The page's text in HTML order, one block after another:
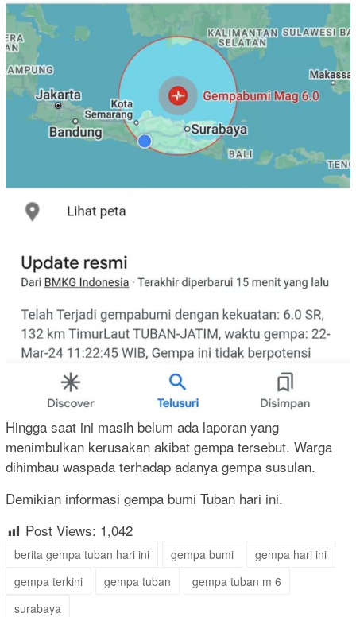
Hingga saat ini masih belum ada laporan yang
menimbulkan kerusakan akibat gempa tersebut. Warga
dihimbau waspada terhadap adanya gempa susulan.
Demikian informasi gempa bumi Tuban hari ini.
Post Views: 1,042
berita gempa tuban hari ini gempa bumi
gempa hari ini
gempa terkini
gempa tuban
gempa tuban m 6
surabaya